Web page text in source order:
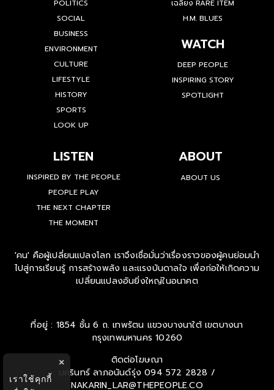
POLITICS
SOCIAL
BUSINESS
ENVIRONMENT
CULTURE
LIFESTYLE
HISTORY
SPORTS
เฉลียง RARE ITEM
WATCH
DEEP PEOPLE
INSPIRING STORY
LISTEN
INSPIRED BY THE PEOPLE
PEOPLE PLAY
THE NEXT CHAPTER
ABOUT
'คน' คือผู้เปลี่ยนแปลงโลก เราจึงเชื่อมั่นว่าเรื่องราวของผู้คนย่อมนำ
ไปสู่การเรียนรู้ การสร้างพลัง และแรงบันดาลใจ เพื่อก่อให้เกิดความ
ที่อยู่ : 1854 ชั้น 6 ถ. เทพรัตน แขวงบางนาใต้ เขตบางนา
กรุงเทพมหานคร 10260
ติดต่อโฆษณา
×
เราใช้คุกกี้